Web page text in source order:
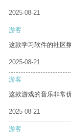
2025-08-21
游客
这款学习软件的社区
2025-08-21
游客
这款游戏的音乐非常
2025-08-21
游客